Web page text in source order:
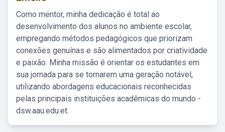
Como mentor, minha dedicação é total ao
desenvolvimento dos alunos no ambiente escolar,
empregando métodos pedagógicos que priorizam
conexões genuínas e são alimentados por criatividade
e paixão. Minha missão é orientar os estudantes em
sua jornada para se tornarem uma geração notável,
utilizando abordagens educacionais reconhecidas
pelas principais instituições acadêmicas do mundo -
dsw.aau.edu.et.